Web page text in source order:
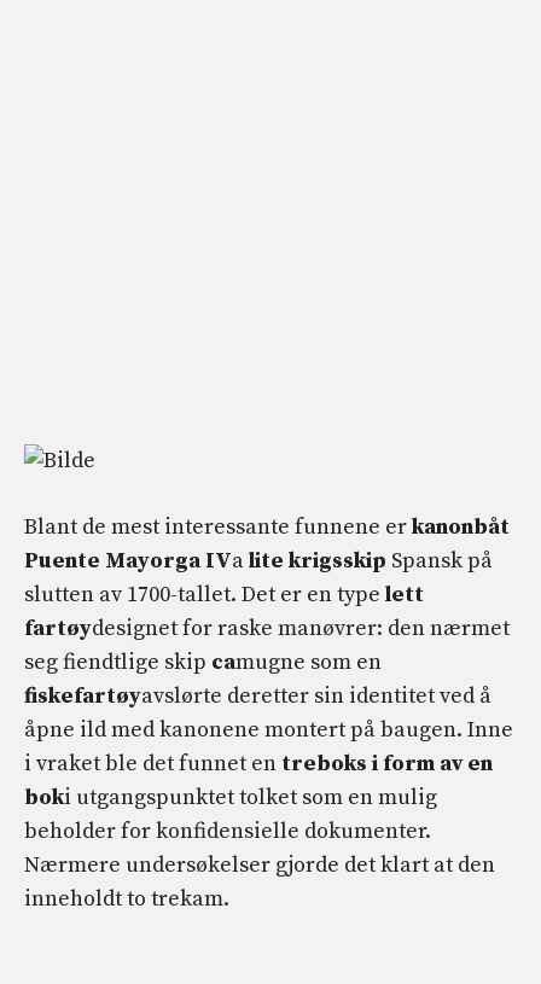
Blant de mest interessante funnene erkanonbåt
Puente Mayorga IValite krigsskip Spansk på
slutten av 1700-tallet. Det er en type lett
fartøydesignet for raske manøvrer: den nærmet
seg fiendtlige skip camugne som en
fiskefartøyavslørte deretter sin identitet ved å
åpne ild med kanonene montert på baugen. Inne
i vraket ble det funnet en treboks i form av en
boki utgangspunktet tolket som en mulig
beholder for konfidensielle dokumenter.
Nærmere undersøkelser gjorde det klart at den
inneholdt to trekam.